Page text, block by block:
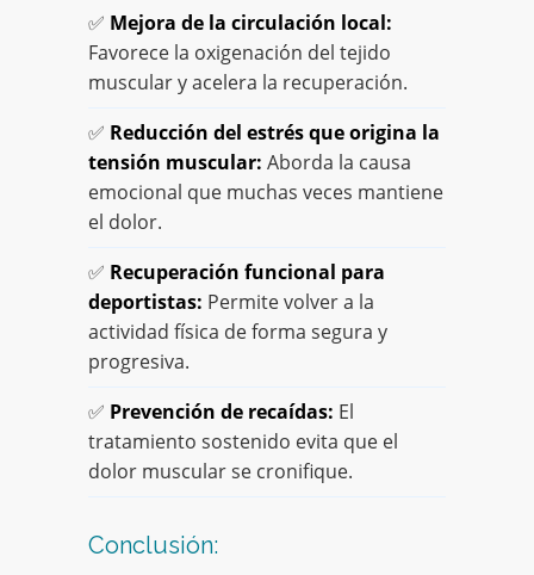
✅ Mejora de la circulación local:
Favorece la oxigenación del tejido
muscular y acelera la recuperación.
✅ Reducción del estrés que origina la
tensión muscular: Aborda la causa
emocional que muchas veces mantiene
el dolor.
✅ Recuperación funcional para
deportistas: Permite volver a la
actividad física de forma segura y
progresiva.
✅ Prevención de recaídas: El
tratamiento sostenido evita que el
dolor muscular se cronifique.
Conclusión: